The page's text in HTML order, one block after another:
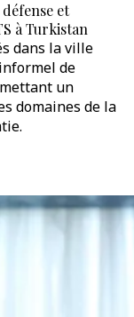
et
à Turkistan
dans la ville
de
un
domaines de la